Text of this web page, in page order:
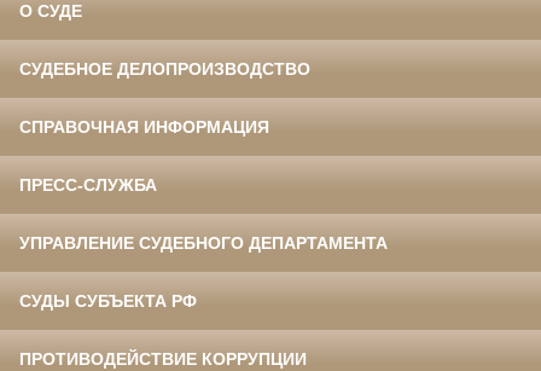
О СУДЕ
СУДЕБНОЕ ДЕЛОПРОИЗВОДСТВО
СПРАВОЧНАЯ ИНФОРМАЦИЯ
ПРЕСС-СЛУЖБА
УПРАВЛЕНИЕ СУДЕБНОГО ДЕПАРТАМЕНТА
СУДЫ СУБЪЕКТА РФ
ПРОТИВОДЕЙСТВИЕ КОРРУПЦИИ